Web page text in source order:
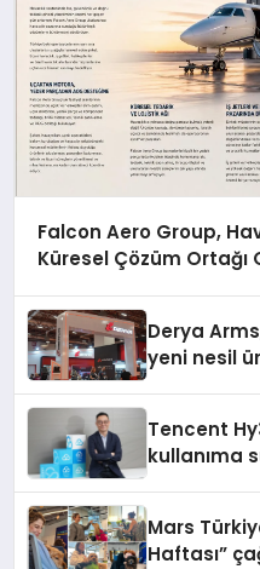
Falcon Aero Group,
Küresel Çözüm
Derya
yeni nesil
Tencent
kullanıma
Mars
Haftası”